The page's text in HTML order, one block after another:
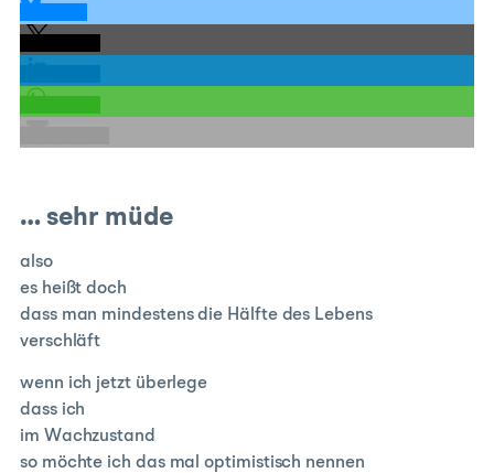
… sehr müde
also
es heißt doch
dass man mindestens die Hälfte des Lebens
verschläft
wenn ich jetzt überlege
dass ich
im Wachzustand
so möchte ich das mal optimistisch nennen